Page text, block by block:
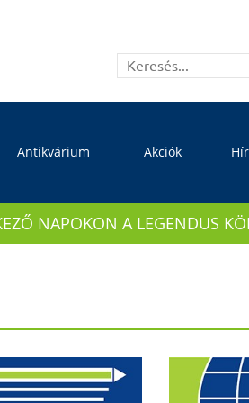
Antikvárium Akciók
NAPOKON A LEGENDUS